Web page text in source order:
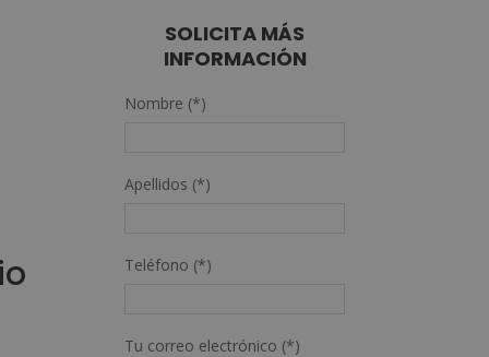
SOLICITA MÁS
INFORMACIÓN
Nombre (*)
Apellidos (*)
Teléfono (*)
Tu correo electrónico (*)